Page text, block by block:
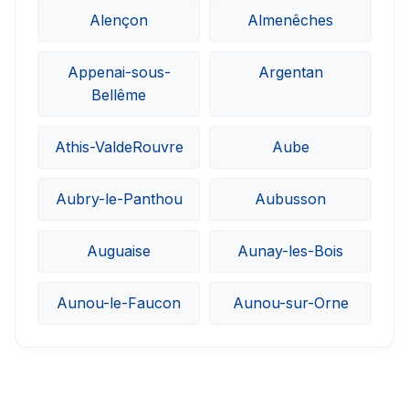
Alençon Almenêches
Appenai-sous-
Bellême
Argentan
Athis-ValdeRouvre Aube
Aubry-le-Panthou Aubusson
Auguaise Aunay-les-Bois
Aunou-le-Faucon Aunou-sur-Orne